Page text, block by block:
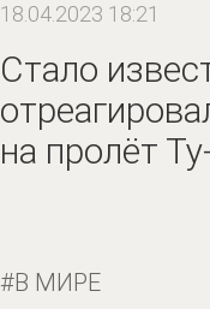
18.04.2023 18:21
Стало
на пролёт
В МИРЕ